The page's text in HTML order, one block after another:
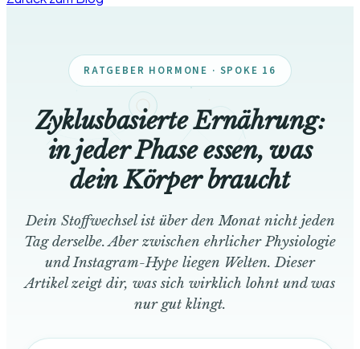
RATGEBER HORMONE · SPOKE 16
Zyklusbasierte Ernährung:
in jeder Phase essen, was
dein Körper braucht
Dein Stoffwechsel ist über den Monat nicht jeden
Tag derselbe. Aber zwischen ehrlicher Physiologie
und Instagram-Hype liegen Welten. Dieser
Artikel zeigt dir, was sich wirklich lohnt und was
nur gut klingt.